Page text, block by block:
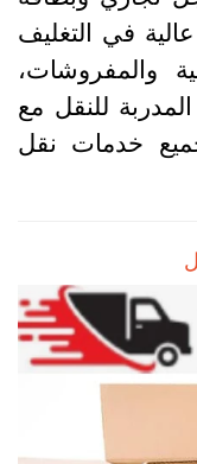
في التغليف
والمفروشات،
للنقل مع
جميع خدمات نقل